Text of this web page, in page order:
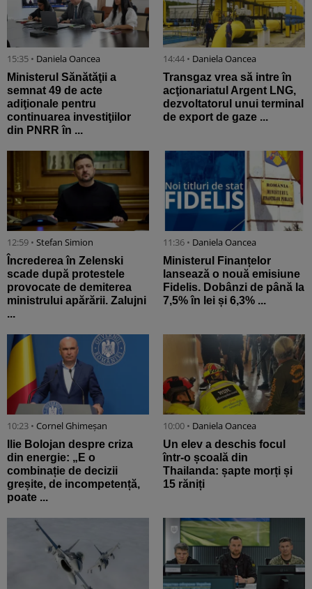
15:35 • Daniela Oancea
Ministerul Sănătăţii a
semnat 49 de acte
adiţionale pentru
continuarea investiţiilor
din PNRR în ...
14:44 • Daniela Oancea
Transgaz vrea să intre în
acţionariatul Argent LNG,
dezvoltatorul unui terminal
de export de gaze ...
12:59 • Stefan Simion
Încrederea în Zelenski
scade după protestele
provocate de demiterea
ministrului apărării. Zalujni
...
11:36 • Daniela Oancea
Ministerul Finanțelor
lansează o nouă emisiune
Fidelis. Dobânzi de până la
7,5% în lei și 6,3% ...
10:23 • Cornel Ghimeșan
Ilie Bolojan despre criza
din energie: „E o
combinație de decizii
greșite, de incompetență,
poate ...
10:00 • Daniela Oancea
Un elev a deschis focul
într-o școală din
Thailanda: șapte morți și
15 răniți